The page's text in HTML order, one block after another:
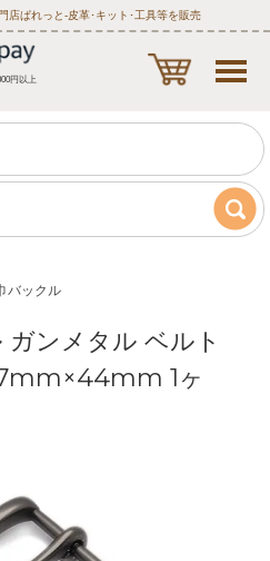
店ぱれっと‐皮革･キット･工具等を販売
円以上
バックル
ンメタル ベルト
1ヶ